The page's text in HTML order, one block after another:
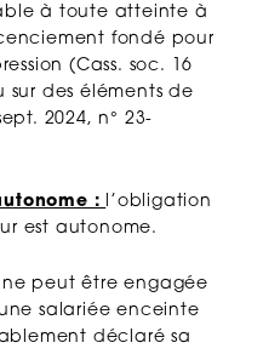
à toute atteinte à
fondé pour
(Cass. soc. 16
sur des éléments de
2024, n° 23-
: l’obligation
est autonome.
peut être engagée
salariée enceinte
déclaré sa